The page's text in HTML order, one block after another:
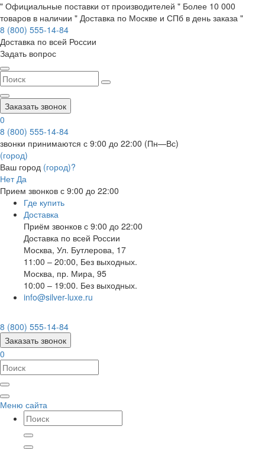
" Официальные поставки от производителей " Более 10 000
товаров в наличии " Доставка по Москве и СПб в день заказа "
8 (800) 555-14-84
Доставка по всей России
Задать вопрос
Заказать звонок
0
8 (800) 555-14-84
звонки принимаются с 9:00 до 22:00 (Пн—Вс)
(город)
Ваш город (город)?
Нет Да
Прием звонков с 9:00 до 22:00
Где купить
Доставка
Приём звонков с 9:00 до 22:00
Доставка по всей России
Москва, Ул. Бутлерова, 17
11:00 – 20:00, Без выходных.
Москва, пр. Мира, 95
10:00 – 19:00. Без выходных.
info@silver-luxe.ru
8 (800) 555-14-84
Заказать звонок
0
Меню сайта